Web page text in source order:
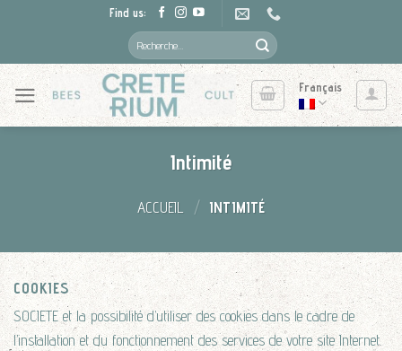
content
Find us:
Recherche
pour :
Français
Intimité
ACCUEIL / INTIMITÉ
COOKIES
SOCIETE et la possibilité d’utiliser des cookies dans le cadre de
l’installation et du fonctionnement des services de votre site Internet.